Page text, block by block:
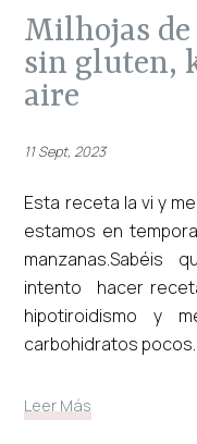
milhojas de manzana sano,
sin gluten,
aire
11 Sept, 2023
Esta receta la vi y
estamos en
manzanas.Sabéis
intento hacer
hipotiroidismo y
carbohidratos
Leer Más